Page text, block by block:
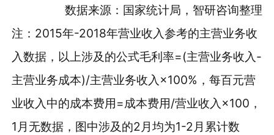
数据来源：国家统计局，智研咨询整理
注：2015年-2018年营业收入参考的主营业务收
入数据，以上涉及的公式毛利率=(主营业务收入-
主营业务成本)/主营业务收入×100%，每百元营
业收入中的成本费用=成本费用/营业收入×100，
1月无数据，图中涉及的2月均为1-2月累计数